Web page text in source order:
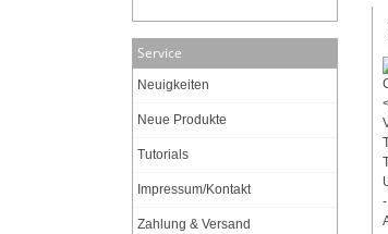
Service
Neuigkeiten
Neue Produkte
Tutorials
Impressum/Kontakt
Zahlung & Versand